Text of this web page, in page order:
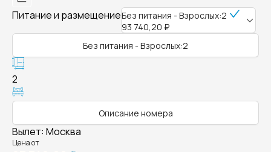
Питание и размещениеБез питания - Взрослых:2
93 740,20 ₽
Без питания - Взрослых:2
2
Описание номера
Вылет: Москва
Цена от